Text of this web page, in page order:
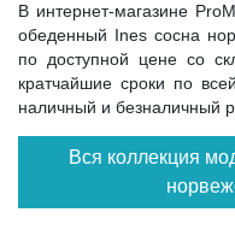
В интернет-магазине
обеденный Ines сосна
по доступной цене со
кратчайшие сроки по
наличный и безналичный
Вся коллекция